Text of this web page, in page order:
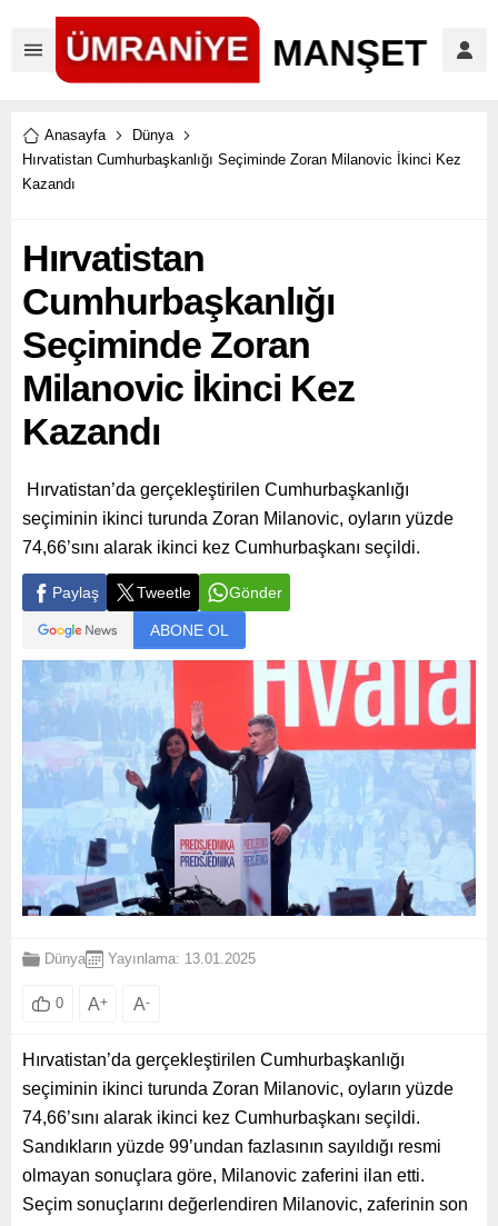
Anasayfa
Dünya
Hırvatistan Cumhurbaşkanlığı Seçiminde Zoran Milanovic İkinci Kez
Kazandı
Hırvatistan
Cumhurbaşkanlığı
Seçiminde Zoran
Milanovic İkinci Kez
Kazandı
Hırvatistan’da gerçekleştirilen Cumhurbaşkanlığı
seçiminin ikinci turunda Zoran Milanovic, oyların yüzde
74,66’sını alarak ikinci kez Cumhurbaşkanı seçildi.
Paylaş Tweetle Gönder
ABONE OL
Dünya Yayınlama: 13.01.2025
0 A+ A-
Hırvatistan’da gerçekleştirilen Cumhurbaşkanlığı
seçiminin ikinci turunda Zoran Milanovic, oyların yüzde
74,66’sını alarak ikinci kez Cumhurbaşkanı seçildi.
Sandıkların yüzde 99’undan fazlasının sayıldığı resmi
olmayan sonuçlara göre, Milanovic zaferini ilan etti.
Seçim sonuçlarını değerlendiren Milanovic, zaferinin son